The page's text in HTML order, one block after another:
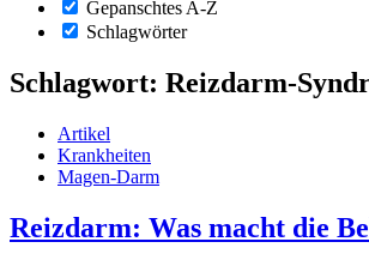
Gepanschtes A-Z
Schlagwörter
Schlagwort: Reizdarm-
Artikel
Krankheiten
Magen-Darm
Reizdarm: Was macht die